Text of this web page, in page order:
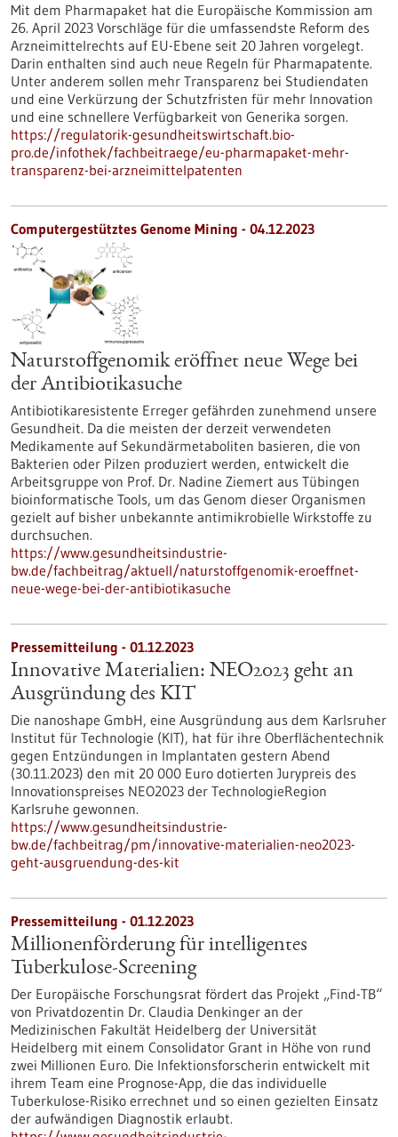
Mit dem Pharmapaket hat die Europäische Kommission am
26. April 2023 Vorschläge für die umfassendste Reform des
Arzneimittelrechts auf EU-Ebene seit 20 Jahren vorgelegt.
Darin enthalten sind auch neue Regeln für Pharmapatente.
Unter anderem sollen mehr Transparenz bei Studiendaten
und eine Verkürzung der Schutzfristen für mehr Innovation
und eine schnellere Verfügbarkeit von Generika sorgen.
https://regulatorik-gesundheitswirtschaft.bio-
pro.de/infothek/fachbeitraege/eu-pharmapaket-mehr-
transparenz-bei-arzneimittelpatenten
Computergestütztes Genome Mining - 04.12.2023
Naturstoffgenomik eröffnet neue Wege bei
der Antibiotikasuche
Antibiotikaresistente Erreger gefährden zunehmend unsere
Gesundheit. Da die meisten der derzeit verwendeten
Medikamente auf Sekundärmetaboliten basieren, die von
Bakterien oder Pilzen produziert werden, entwickelt die
Arbeitsgruppe von Prof. Dr. Nadine Ziemert aus Tübingen
bioinformatische Tools, um das Genom dieser Organismen
gezielt auf bisher unbekannte antimikrobielle Wirkstoffe zu
durchsuchen.
https://www.gesundheitsindustrie-
bw.de/fachbeitrag/aktuell/naturstoffgenomik-eroeffnet-
neue-wege-bei-der-antibiotikasuche
Pressemitteilung - 01.12.2023
Innovative Materialien: NEO2023 geht an
Ausgründung des KIT
Die nanoshape GmbH, eine Ausgründung aus dem Karlsruher
Institut für Technologie (KIT), hat für ihre Oberflächentechnik
gegen Entzündungen in Implantaten gestern Abend
(30.11.2023) den mit 20 000 Euro dotierten Jurypreis des
Innovationspreises NEO2023 der TechnologieRegion
Karlsruhe gewonnen.
https://www.gesundheitsindustrie-
bw.de/fachbeitrag/pm/innovative-materialien-neo2023-
geht-ausgruendung-des-kit
Pressemitteilung - 01.12.2023
Millionenförderung für intelligentes
Tuberkulose-Screening
Der Europäische Forschungsrat fördert das Projekt „Find-TB“
von Privatdozentin Dr. Claudia Denkinger an der
Medizinischen Fakultät Heidelberg der Universität
Heidelberg mit einem Consolidator Grant in Höhe von rund
zwei Millionen Euro. Die Infektionsforscherin entwickelt mit
ihrem Team eine Prognose-App, die das individuelle
Tuberkulose-Risiko errechnet und so einen gezielten Einsatz
der aufwändigen Diagnostik erlaubt.